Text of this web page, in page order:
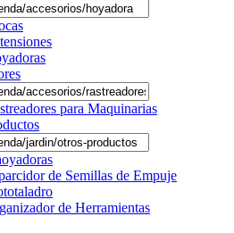
para Maquinarias
de Semillas de Empuje
de Herramientas